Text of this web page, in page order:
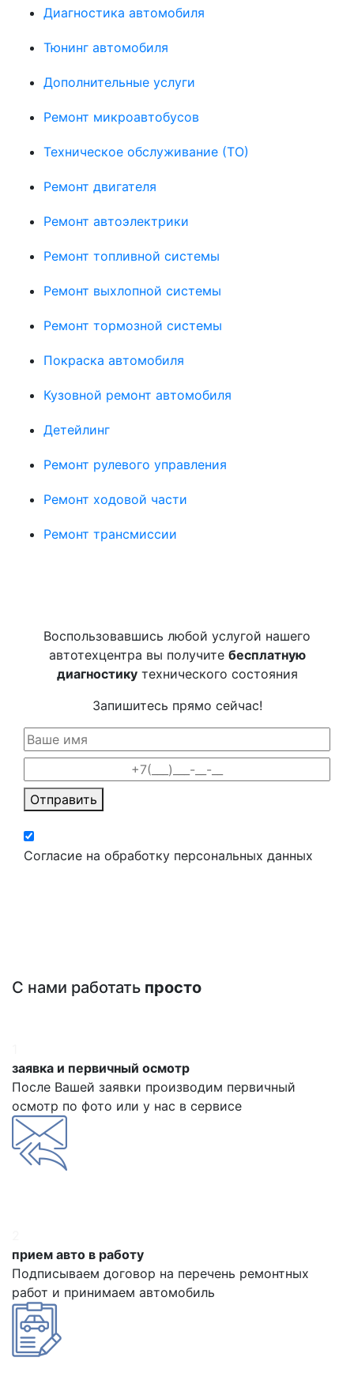
Диагностика автомобиля
Тюнинг автомобиля
Дополнительные услуги
Ремонт микроавтобусов
Техническое обслуживание (ТО)
Ремонт двигателя
Ремонт автоэлектрики
Ремонт топливной системы
Ремонт выхлопной системы
Ремонт тормозной системы
Покраска автомобиля
Кузовной ремонт автомобиля
Детейлинг
Ремонт рулевого управления
Ремонт ходовой части
Ремонт трансмиссии
Воспользовавшись любой услугой нашего
автотехцентра вы получите бесплатную
диагностикутехнического состояния
Запишитесь прямо сейчас!
Отправить
Согласие на обработку персональных данных
С нами работать просто
заявка и первичный осмотр
После Вашей заявки производим первичный
осмотр по фото или у нас в сервисе
прием авто в работу
Подписываем договор на перечень ремонтных
работ и принимаем автомобиль